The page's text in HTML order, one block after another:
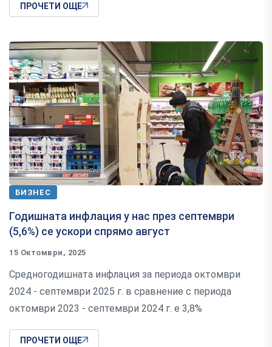
ПРОЧЕТИ ОЩЕ
БИЗНЕС
Годишната инфлация у нас през септември
(5,6%) се ускори спрямо август
15 Октомври, 2025
Средногодишната инфлация за периода октомври
2024 - септември 2025 г. в сравнение с периода
октомври 2023 - септември 2024 г. е 3,8%
ПРОЧЕТИ ОЩЕ